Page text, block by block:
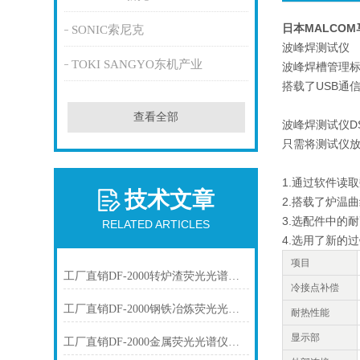
SONIC索尼克
TOKI SANGYO东机产业
查看全部
技术文章
RELATED ARTICLES
工厂直销DF-2000转炉渣荧光光谱仪技术参数
工厂直销DF-2000钢铁冶炼荧光光谱仪技术参数
工厂直销DF-2000金属荧光光谱仪技术参数
日本MALCOM
波峰焊测试仪
波峰焊槽管理
搭载了USB通
波峰焊测试仪
只需将测试仪
1.通过软件读
2.搭载了炉温
3.选配件中的
4.选用了新的
项目
冷接点补偿
耐热性能
显示部